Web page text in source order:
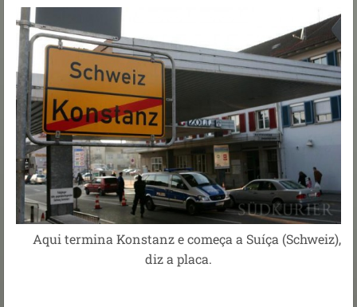
Aqui termina Konstanz e começa a Suíça (Schweiz),
diz a placa.